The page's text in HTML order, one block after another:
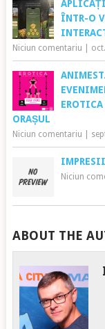
ÎNTR-O
Niciun comentariu
ORAȘUL
Niciun comentariu
Niciun
ABOUT THE